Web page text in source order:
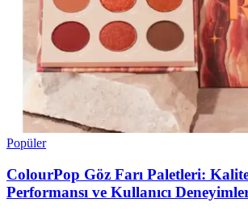
Popüler
ColourPop Göz Farı Paletleri:
Performansı ve Kullanıcı